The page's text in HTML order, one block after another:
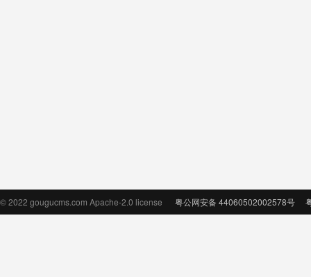
© 2022 gougucms.com Apache-2.0 license 粤公网安备 44060502002578号